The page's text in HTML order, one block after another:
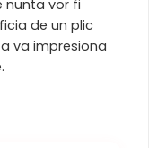
nunta vor fi
de un plic
va impresiona